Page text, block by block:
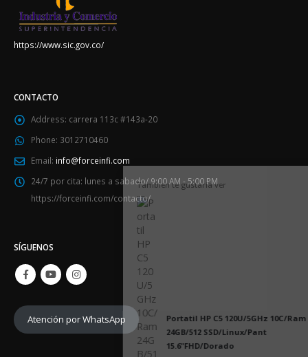
https://www.sic.gov.co/
CONTACTO
Address: carrera 113c #143a-20
Phone: 3012710460
Email: info@forceinfi.com
24/7 por cita: lunes a sabado/ 9:00 AM - 5:00 PM
https://forceinfi.com/contacto/
SÍGUENOS
Atención por WhatsApp
Tambien te gustaría ver
Portatil HP C5 120U/5GHz 10C/Ram
24GB/512 SSD/Linux/Pant
15.6"FHD/Dorado